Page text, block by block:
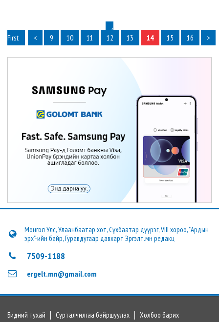
‹
First
< 9 10 11 12 13 14 15 16 >
Монгол Улс, Улаанбаатар хот, Сүхбаатар дүүрэг, VIII хороо, "Ардын
эрх"-ийн байр, Гуравдугаар давхарт Эргэлт.мн редакц
7509-1188
ergelt.mn@gmail.com
Бидний тухай Сурталчилгаа байршуулах Холбоо барих